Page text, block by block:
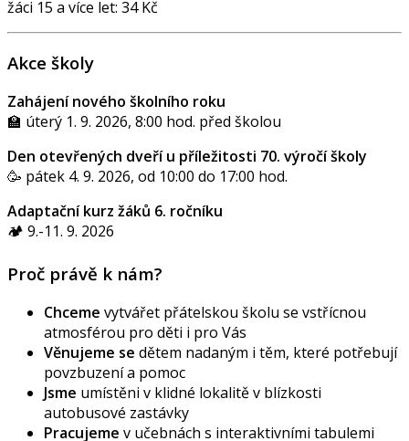
žáci 15 a více let: 34 Kč
Akce školy
Zahájení nového školního roku
🏫 úterý 1. 9. 2026, 8:00 hod. před školou
Den otevřených dveří u příležitosti 70. výročí školy
🥳 pátek 4. 9. 2026, od 10:00 do 17:00 hod.
Adaptační kurz žáků 6. ročníku
🏕️ 9.-11. 9. 2026
Proč právě k nám?
Chceme vytvářet přátelskou školu se vstřícnou
atmosférou pro děti i pro Vás
Věnujeme se dětem nadaným i těm, které potřebují
povzbuzení a pomoc
Jsme umístěni v klidné lokalitě v blízkosti
autobusové zastávky
Pracujeme v učebnách s interaktivními tabulemi